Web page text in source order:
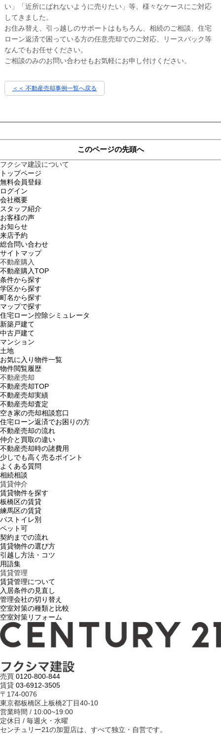
い」「近所にばれないように売りたい」等、様々なケースにご対応
してきました。
お住み替え、引っ越しのサポートはもちろん、相続のご相談、住宅
ローン返済で困っている方の任意売却でのご対応、リースバック等
なんでもお任せください。
ご相談のみのお問い合わせもお気軽にお申し付けください。
＜＜ 不動産売却事例一覧へ戻る
このページの先頭へ
フクシマ建設について
トップページ
無料会員登録
ログイン
会社概要
スタッフ紹介
お客様の声
お知らせ
来店予約
総合問い合わせ
サイトマップ
不動産購入
不動産購入TOP
条件から探す
学区から探す
町名から探す
マップで探す
住宅ローン控除シミュレータ
新築戸建て
中古戸建て
マンション
土地
お気に入り物件一覧
物件閲覧履歴
不動産売却
不動産売却TOP
不動産売却実績
不動産売却査定
空き家の売却相談窓口
住宅ローン返済でお困りの方
不動産売却の流れ
仲介と買取の違い
不動産売却時の諸費用
少しでも高く売るポイント
よくある質問
相続相談
賃貸仲介
賃貸物件を探す
板橋区の賃貸
練馬区の賃貸
バストイレ別
ペット可
契約までの流れ
賃貸物件の選び方
引越し方法・コツ
用語集
賃貸管理
賃貸管理について
入居条件の見直し
管理会社の切り替え
空室対策の種類と比較
空室対策リフォーム
売買 0120-800-844
賃貸 03-6912-3505
〒174-0076
東京都板橋区上板橋2丁目40-10
営業時間 / 10:00~19:00
定休日 / 毎週火・水曜
センチュリー21の加盟店は、すべて独立・自営です。